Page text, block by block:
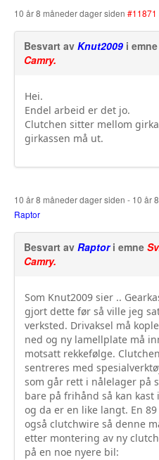
10 år 8 måneder dager siden #11871
Besvart av Knut2009 i emne
Camry.
Hei.
Endel arbeid er det jo.
Clutchen sitter mellom
girkassen må ut.
10 år 8 måneder dager siden - 10 år
Raptor
Besvart av Raptori emne
Camry.
Som Knut2009 sier ..
gjort dette før så ville jeg
verksted. Drivaksel må
ned og ny lamellplate må
motsatt rekkefølge.
sentreres med
som går rett i nålelager på
bare på frihånd så kan
og da er en like langt. En
også clutchwire så denne
etter montering av ny
på en noe nyere bil: